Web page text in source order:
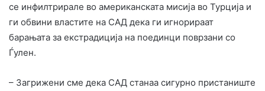
се инфилтрирале во американската мисија во Турција и
ги обвини властите на САД дека ги игнорираат
барањата за екстрадиција на поединци поврзани со
Ѓулен.
– Загрижени сме дека САД станаа сигурно пристаниште